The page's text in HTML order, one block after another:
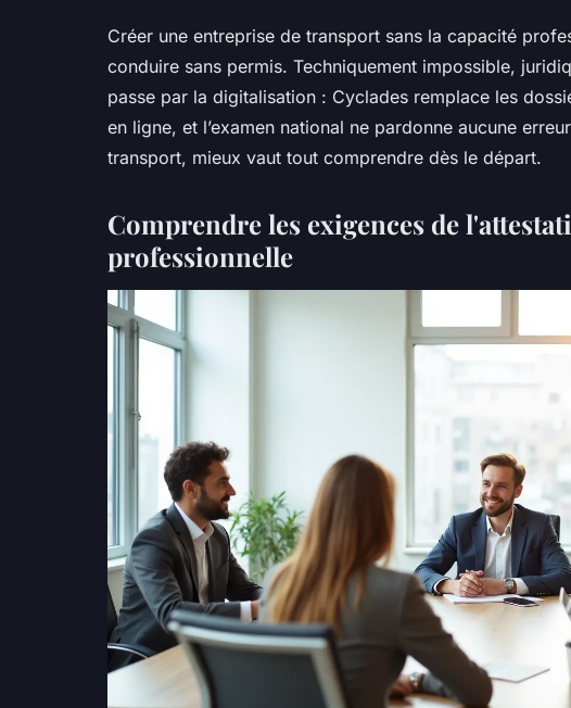
Créer une entreprise de transport sans la capacité
conduire sans permis. Techniquement impossible,
passe par la digitalisation : Cyclades remplace les
en ligne, et l’examen national ne pardonne aucune
transport, mieux vaut tout comprendre dès le départ.
Comprendre les exigences de
professionnelle